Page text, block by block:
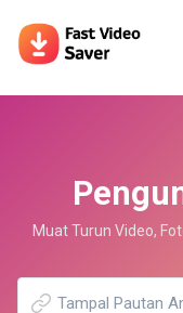
Muat Turun Video,